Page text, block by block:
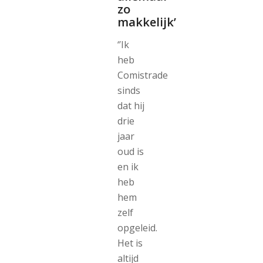
zo
makkelijk’
‘’Ik
heb
Comistrade
sinds
dat hij
drie
jaar
oud is
en ik
heb
hem
zelf
opgeleid.
Het is
altijd